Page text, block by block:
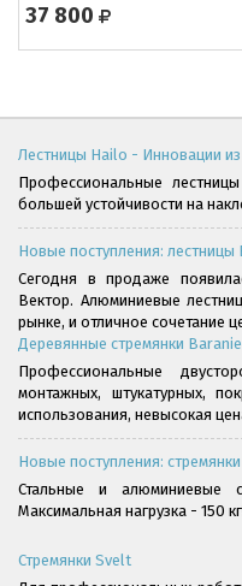
37 800
Лестницы Hailo - Инновации из
Профессиональные
большей устойчивости на
Новые поступления: лестницы
Сегодня в продаже
Вектор. Алюминиевые
рынке, и отличное сочетание
Деревянные стремянки
Профессиональные
монтажных, штукатурных,
использования, невысокая
Новые поступления:
Стальные и алюминиевые
Максимальная нагрузка - 150
Стремянки Svelt